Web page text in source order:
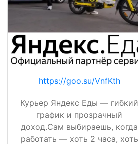
https://goo.su/VnfKth
Курьер Яндекс Еды — гибкий
график и прозрачный
доход.Сам выбираешь, когда
работать — хоть 2 часа, хоть